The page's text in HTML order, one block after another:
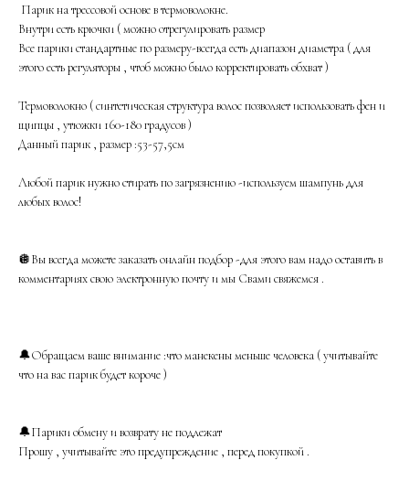
Парик на трессовой основе в термоволокне.
Внутри есть крючки ( можно отрегулировать размер
Все парики стандартные по размеру-всегда есть диапазон диаметра ( для
этого есть регуляторы , чтоб можно было корректировать обхват )
Термоволокно ( синтетическая структура волос позволяет использовать фен и
щипцы , утюжки 160-180 градусов )
Данный парик , размер :53-57,5см
Любой парик нужно стирать по загрязнению -используем шампунь для
любых волос!
🪩Вы всегда можете заказать онлайн подбор -для этого вам надо оставить в
комментариях свою электронную почту и мы Свами свяжемся .
🔔Обращаем ваше внимание :что манекены меньше человека ( учитывайте
что на вас парик будет короче )
🔔Парики обмену и возврату не подлежат
Прошу , учитывайте это предупреждение , перед покупкой .